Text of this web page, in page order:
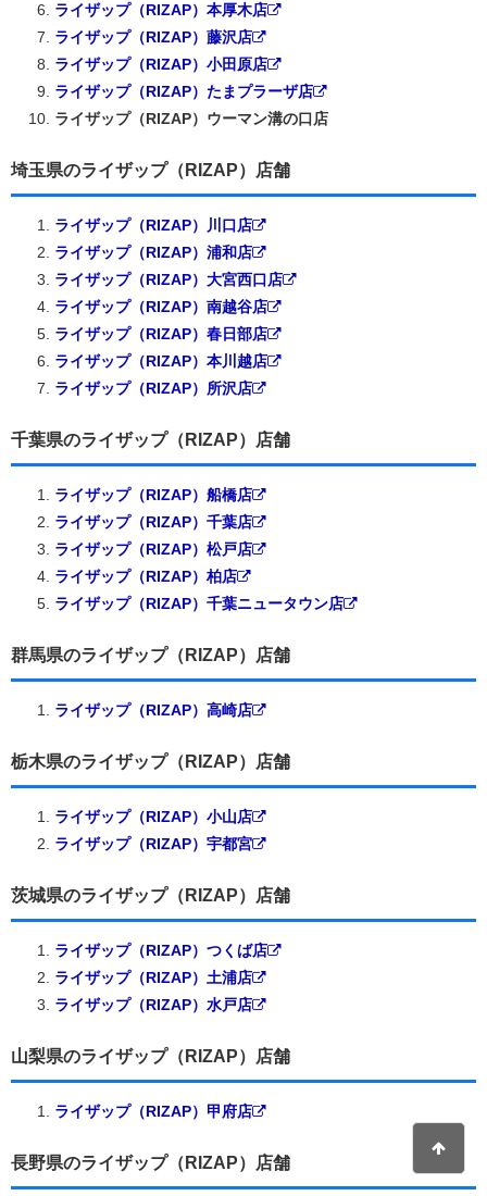
ライザップ（RIZAP）本厚木店
ライザップ（RIZAP）藤沢店
ライザップ（RIZAP）小田原店
ライザップ（RIZAP）たまプラーザ店
ライザップ（RIZAP）ウーマン溝の口店
埼玉県のライザップ（RIZAP）店舗
ライザップ（RIZAP）川口店
ライザップ（RIZAP）浦和店
ライザップ（RIZAP）大宮西口店
ライザップ（RIZAP）南越谷店
ライザップ（RIZAP）春日部店
ライザップ（RIZAP）本川越店
ライザップ（RIZAP）所沢店
千葉県のライザップ（RIZAP）店舗
ライザップ（RIZAP）船橋店
ライザップ（RIZAP）千葉店
ライザップ（RIZAP）松戸店
ライザップ（RIZAP）柏店
ライザップ（RIZAP）千葉ニュータウン店
群馬県のライザップ（RIZAP）店舗
ライザップ（RIZAP）高崎店
栃木県のライザップ（RIZAP）店舗
ライザップ（RIZAP）小山店
ライザップ（RIZAP）宇都宮
茨城県のライザップ（RIZAP）店舗
ライザップ（RIZAP）つくば店
ライザップ（RIZAP）土浦店
ライザップ（RIZAP）水戸店
山梨県のライザップ（RIZAP）店舗
ライザップ（RIZAP）甲府店
長野県のライザップ（RIZAP）店舗